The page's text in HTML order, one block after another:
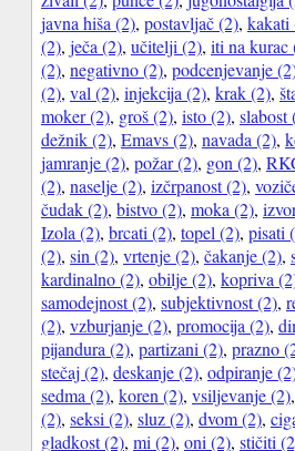
javna hiša (2), postavljač (2), kakati
(2), ječa (2), učitelji (2), iti na kurac
(2), negativno (2), podcenjevanje
(2), val (2), injekcija (2), krak (2),
moker (2), groš (2), isto (2), slabost
dežnik (2), Emavs (2), navada (2),
jamranje (2), požar (2), gon (2),
(2), naselje (2), izčrpanost (2),
čudak (2), bistvo (2), moka (2),
Izola (2), brcati (2), topel (2), pisati
(2), sin (2), vrtenje (2), čakanje (2),
kardinalno (2), obilje (2), kopriva
samodejnost (2), subjektivnost (2),
(2), vzburjanje (2), promocija (2),
pijandura (2), partizani (2), prazno
stečaj (2), deskanje (2), odpiranje
sedma (2), koren (2), vsiljevanje (2)
(2), seksi (2), sluz (2), dvom (2),
gladkost (2), mi (2), oni (2), stičiti